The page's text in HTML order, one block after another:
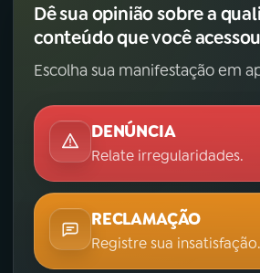
Dê sua opinião sobre a
conteúdo que você
Escolha sua manifestação em
DENÚNCIA
Relate irregularidades.
RECLAMAÇÃO
Registre sua insatisfação.